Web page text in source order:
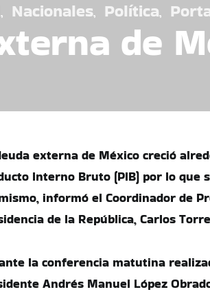
Nacionales Política
de
externa de México creció
Interno Bruto (PIB) por lo que
informó el Coordinador de
de la República, Carlos
la conferencia matutina
Andrés Manuel López